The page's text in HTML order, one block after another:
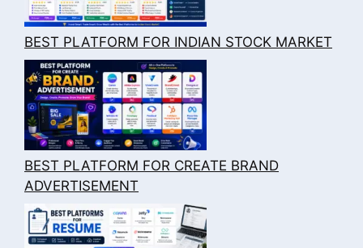
BEST PLATFORM FOR INDIAN STOCK MARKET
BEST PLATFORM FOR CREATE BRAND
ADVERTISEMENT